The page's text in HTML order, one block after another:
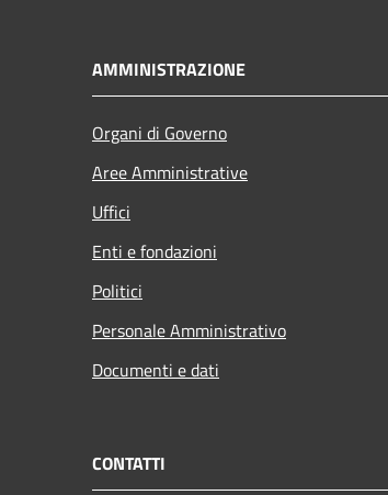
AMMINISTRAZIONE
Organi di Governo
Aree Amministrative
Uffici
Enti e fondazioni
Politici
Personale Amministrativo
Documenti e dati
CONTATTI